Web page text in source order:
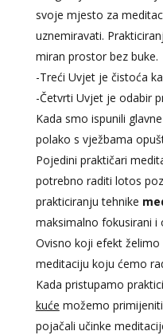
svoje mjesto za
uznemiravati.
miran prostor bez buke.
-Treći Uvjet je čistoća
-Četvrti Uvjet je odabir
Kada smo ispunili
polako s vježbama
Pojedini praktičari
potrebno raditi lotos
prakticiranju tehnike
maksimalno fokusirani i
Ovisno koji efekt
meditaciju koju ćemo
Kada pristupamo
kuće možemo
pojačali učinke